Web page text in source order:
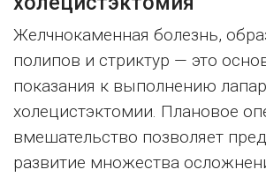
Желчнокаменная болезнь,
полипов и стриктур — это
показания к выполнению
холецистэктомии. Плановое
вмешательство позволяет
развитие множества